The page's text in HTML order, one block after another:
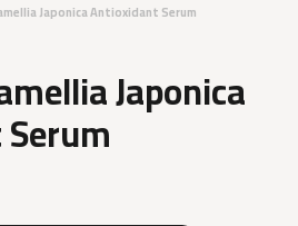
Japonica Antioxidant Serum
Japonica